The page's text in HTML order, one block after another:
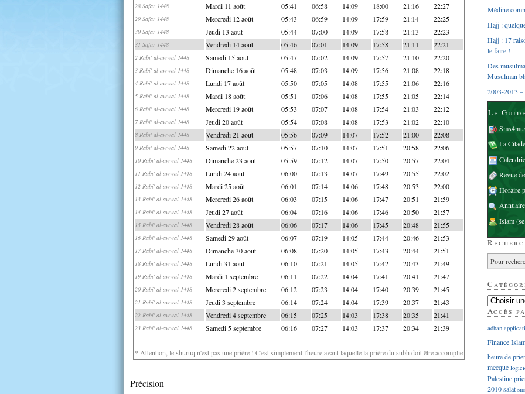
28 Safar 1448 Mardi 11 août 05:41 06:58 14:09 18:00 21:16 22:27
29 Safar 1448 Mercredi 12 août 05:43 06:59 14:09 17:59 21:14 22:25
30 Safar 1448 Jeudi 13 août 05:44 07:00 14:09 17:58 21:13 22:23
31 Safar 1448 Vendredi 14 août 05:46 07:01 14:09 17:58 21:11 22:21
2 Rabi' al-awwal 1448 Samedi 15 août 05:47 07:02 14:09 17:57 21:10 22:20
3 Rabi' al-awwal 1448 Dimanche 16 août 05:48 07:03 14:09 17:56 21:08 22:18
4 Rabi' al-awwal 1448 Lundi 17 août 05:50 07:05 14:08 17:55 21:06 22:16
5 Rabi' al-awwal 1448 Mardi 18 août 05:51 07:06 14:08 17:55 21:05 22:14
6 Rabi' al-awwal 1448 Mercredi 19 août 05:53 07:07 14:08 17:54 21:03 22:12
7 Rabi' al-awwal 1448 Jeudi 20 août 05:54 07:08 14:08 17:53 21:02 22:10
8 Rabi' al-awwal 1448 Vendredi 21 août 05:56 07:09 14:07 17:52 21:00 22:08
9 Rabi' al-awwal 1448 Samedi 22 août 05:57 07:10 14:07 17:51 20:58 22:06
10 Rabi' al-awwal 1448 Dimanche 23 août 05:59 07:12 14:07 17:50 20:57 22:04
11 Rabi' al-awwal 1448 Lundi 24 août 06:00 07:13 14:07 17:49 20:55 22:02
12 Rabi' al-awwal 1448 Mardi 25 août 06:01 07:14 14:06 17:48 20:53 22:00
13 Rabi' al-awwal 1448 Mercredi 26 août 06:03 07:15 14:06 17:47 20:51 21:59
14 Rabi' al-awwal 1448 Jeudi 27 août 06:04 07:16 14:06 17:46 20:50 21:57
15 Rabi' al-awwal 1448 Vendredi 28 août 06:06 07:17 14:06 17:45 20:48 21:55
16 Rabi' al-awwal 1448 Samedi 29 août 06:07 07:19 14:05 17:44 20:46 21:53
17 Rabi' al-awwal 1448 Dimanche 30 août 06:08 07:20 14:05 17:43 20:44 21:51
18 Rabi' al-awwal 1448 Lundi 31 août 06:10 07:21 14:05 17:42 20:43 21:49
19 Rabi' al-awwal 1448 Mardi 1 septembre 06:11 07:22 14:04 17:41 20:41 21:47
20 Rabi' al-awwal 1448 Mercredi 2 septembre 06:12 07:23 14:04 17:40 20:39 21:45
21 Rabi' al-awwal 1448 Jeudi 3 septembre 06:14 07:24 14:04 17:39 20:37 21:43
22 Rabi' al-awwal 1448 Vendredi 4 septembre 06:15 07:25 14:03 17:38 20:35 21:41
23 Rabi' al-awwal 1448 Samedi 5 septembre 06:16 07:27 14:03 17:37 20:34 21:39
* Attention, le shuruq n'est pas une prière ! C'est simplement l'heure avant laquelle la prière du subh doit être accomplie
Précision
Médine
Hajj :
Hajj : 17
le faire !
Des
Musulman
2003-2013 –
Le
La
Revue
Horaire
Islam
Accès
adhan
Finance
heure de
mecque
Palestine
2010salat